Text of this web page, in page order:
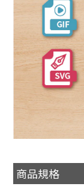
商品規格